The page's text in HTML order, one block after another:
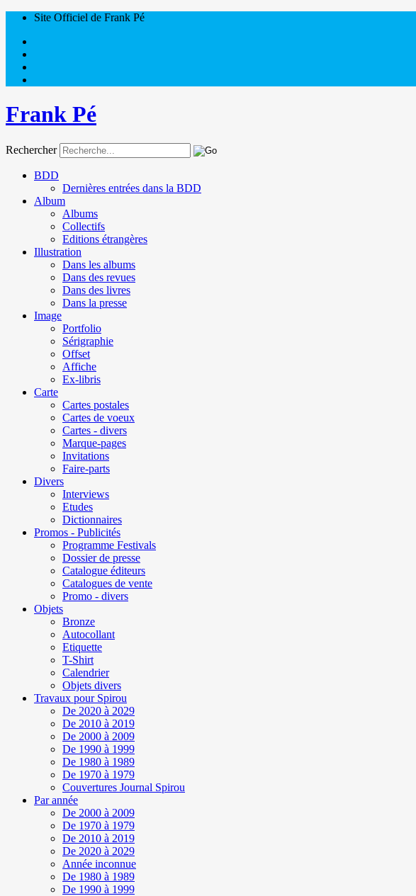
Site Officiel de Frank Pé
Frank Pé
Rechercher
BDD
Dernières entrées dans la BDD
Album
Albums
Collectifs
Editions étrangères
Illustration
Dans les albums
Dans des revues
Dans des livres
Dans la presse
Image
Portfolio
Sérigraphie
Offset
Affiche
Ex-libris
Carte
Cartes postales
Cartes de voeux
Cartes - divers
Marque-pages
Invitations
Faire-parts
Divers
Interviews
Etudes
Dictionnaires
Promos - Publicités
Programme Festivals
Dossier de presse
Catalogue éditeurs
Catalogues de vente
Promo - divers
Objets
Bronze
Autocollant
Etiquette
T-Shirt
Calendrier
Objets divers
Travaux pour Spirou
De 2020 à 2029
De 2010 à 2019
De 2000 à 2009
De 1990 à 1999
De 1980 à 1989
De 1970 à 1979
Couvertures Journal Spirou
Par année
De 2000 à 2009
De 1970 à 1979
De 2010 à 2019
De 2020 à 2029
Année inconnue
De 1980 à 1989
De 1990 à 1999